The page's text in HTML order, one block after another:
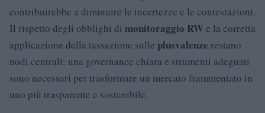
contribuirebbe a diminuire le incertezze e le contestazioni.
Il rispetto degli obblighi di monitoraggio RW e la corretta
applicazione della tassazione sulle plusvalenze restano
nodi centrali: una governance chiara e strumenti adeguati
sono necessari per trasformare un mercato frammentato in
uno più trasparente e sostenibile.